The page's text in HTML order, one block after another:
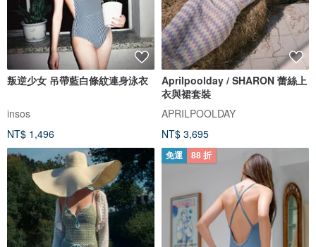
叛逆少女 吊帶藍白條紋連身泳衣
insos
NT$ 1,496
Aprilpoolday / SHARON 蕾絲上
衣與裙套裝
APRILPOOLDAY
NT$ 3,695
免運 88 折